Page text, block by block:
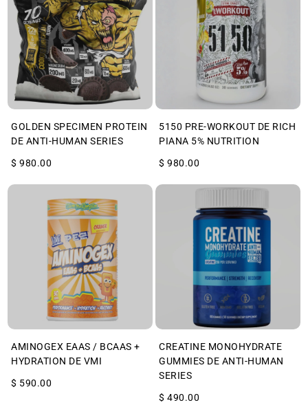
GOLDEN SPECIMEN PROTEIN
DE ANTI-HUMAN SERIES
$ 980.00
5150 PRE-WORKOUT DE RICH
PIANA 5% NUTRITION
$ 980.00
AMINOGEX EAAS / BCAAS +
HYDRATION DE VMI
$ 590.00
CREATINE MONOHYDRATE
GUMMIES DE ANTI-HUMAN
SERIES
$ 490.00